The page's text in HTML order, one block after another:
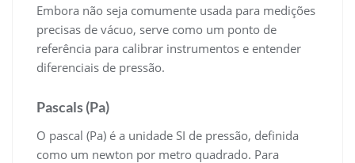
Embora não seja comumente usada para medições
precisas de vácuo, serve como um ponto de
referência para calibrar instrumentos e entender
diferenciais de pressão.
Pascals (Pa)
O pascal (Pa) é a unidade SI de pressão, definida
como um newton por metro quadrado. Para